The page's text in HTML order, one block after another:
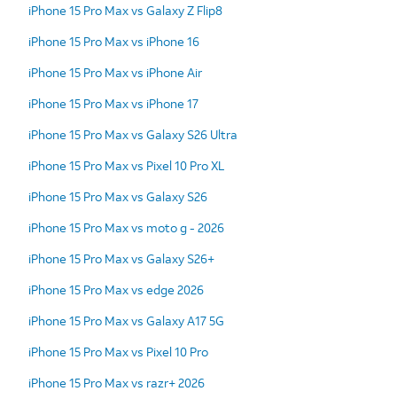
iPhone 15 Pro Max vs Galaxy Z Flip8
iPhone 15 Pro Max vs iPhone 16
iPhone 15 Pro Max vs iPhone Air
iPhone 15 Pro Max vs iPhone 17
iPhone 15 Pro Max vs Galaxy S26 Ultra
iPhone 15 Pro Max vs Pixel 10 Pro XL
iPhone 15 Pro Max vs Galaxy S26
iPhone 15 Pro Max vs moto g - 2026
iPhone 15 Pro Max vs Galaxy S26+
iPhone 15 Pro Max vs edge 2026
iPhone 15 Pro Max vs Galaxy A17 5G
iPhone 15 Pro Max vs Pixel 10 Pro
iPhone 15 Pro Max vs razr+ 2026